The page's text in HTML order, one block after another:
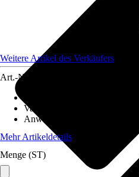
Weitere Artikel des Verkäufers
Art.-Nr.
Variante
Anwendung
Mehr Artikeldetails
Menge (ST)